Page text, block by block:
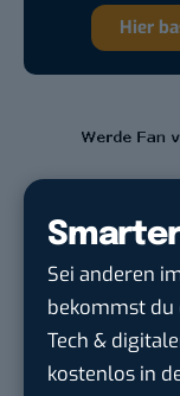
Sei anderen
bekommst du
Tech &
kostenlos in
Hier
Du möchtest
KI, Green Tech
geht? Über
Tag UPDATE,
wichtigsten
damit ihren